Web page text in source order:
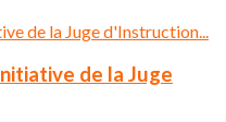
de la Juge